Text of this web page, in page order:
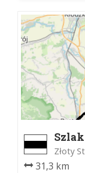
Złoty
31,3 km